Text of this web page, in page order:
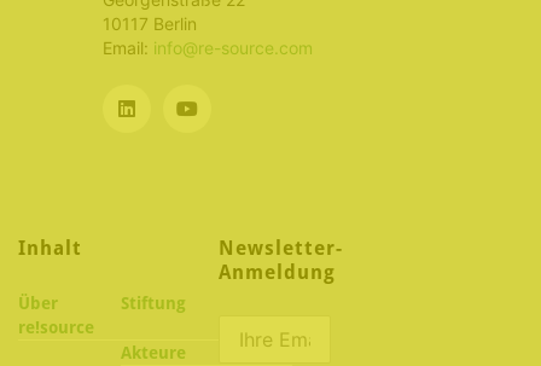
10117 Berlin
Email: info@re-source.com
Inhalt
Über
re!source
Stiftung
Akteure
Newsletter-
Anmeldung